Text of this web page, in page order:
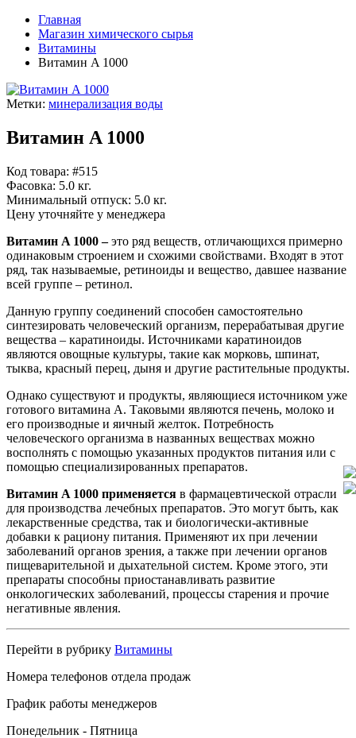
Главная
Магазин химического сырья
Витамины
Витамин A 1000
Метки: минерализация воды
Витамин A 1000
Код товара: #515
Фасовка: 5.0 кг.
Минимальный отпуск: 5.0 кг.
Цену уточняйте у менеджера
Витамин A 1000 –это ряд веществ, отличающихся примерно
одинаковым строением и схожими свойствами. Входят в этот
ряд, так называемые, ретиноиды и вещество, давшее название
всей группе – ретинол.
Данную группу соединений способен самостоятельно
синтезировать человеческий организм, перерабатывая другие
вещества – каратиноиды. Источниками каратиноидов
являются овощные культуры, такие как морковь, шпинат,
тыква, красный перец, дыня и другие растительные продукты.
Однако существуют и продукты, являющиеся источником уже
готового витамина А. Таковыми являются печень, молоко и
его производные и яичный желток. Потребность
человеческого организма в названных веществах можно
восполнять с помощью указанных продуктов питания или с
помощью специализированных препаратов.
Витамин A 1000 применяется в фармацевтической отрасли
для производства лечебных препаратов. Это могут быть, как
лекарственные средства, так и биологически-активные
добавки к рациону питания. Применяют их при лечении
заболеваний органов зрения, а также при лечении органов
пищеварительной и дыхательной систем. Кроме этого, эти
препараты способны приостанавливать развитие
онкологических заболеваний, процессы старения и прочие
негативные явления.
Перейти в рубрику Витамины
Номера телефонов отдела продаж
График работы менеджеров
Понедельник - Пятница